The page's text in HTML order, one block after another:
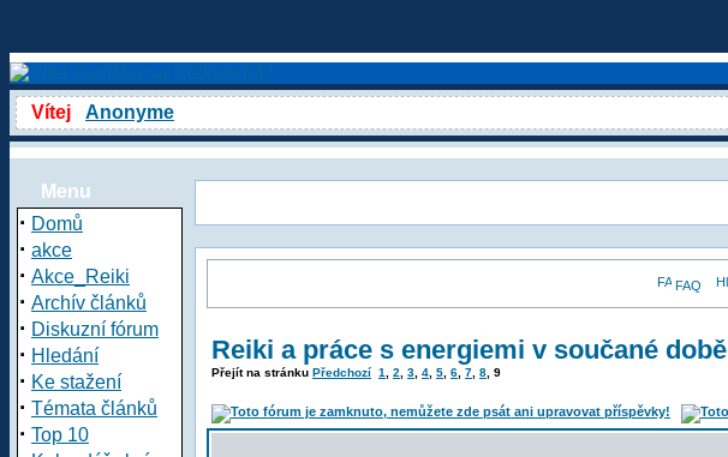
Vítej Anonyme
Menu
· Domů
· akce
· Akce_Reiki
· Archív článků
· Diskuzní fórum
· Hledání
· Ke stažení
· Témata článků
· Top 10
FAQ
Reiki a práce s energiemi v součané době
Přejít na stránku Předchozí 1 2 3 4 5 6 7 8 9